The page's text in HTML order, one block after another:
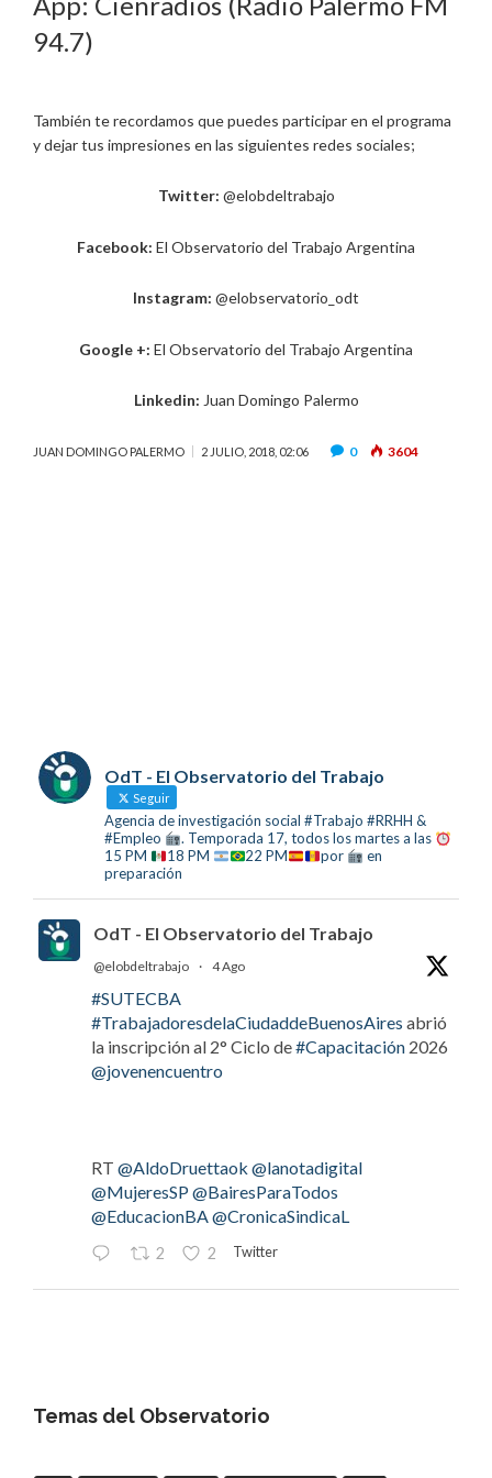
94.7)
También te recordamos que puedes participar en el programa
y dejar tus impresiones en las siguientes redes sociales;
Twitter: @elobdeltrabajo
Facebook: El Observatorio del Trabajo Argentina
Instagram: @elobservatorio_odt
Google +: El Observatorio del Trabajo Argentina
Linkedin: Juan Domingo Palermo
JUAN DOMINGO PALERMO 2 JULIO, 2018, 02:06 0 3604
OdT - El Observatorio del Trabajo
Seguir
Agencia de investigación social #Trabajo #RRHH &
#Empleo
. Temporada 17, todos los martes a las
15 PM
18 PM 22 PM por
en
preparación
OdT - El Observatorio del Trabajo
@elobdeltrabajo · 4 Ago
#SUTECBA
#TrabajadoresdelaCiudaddeBuenosAires abrió
la inscripción al 2° Ciclo de#Capacitación 2026
@jovenencuentro
RT @AldoDruettaok @lanotadigital
@MujeresSP@BairesParaTodos
@EducacionBA@CronicaSindicaL
2 2 Twitter
Orgánica del#BCRA
Temas del Observatorio